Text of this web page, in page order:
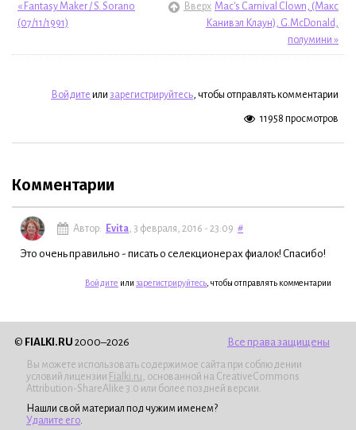
« Fantasy Maker / S. Sorano
(07/11/1991)
Вверх Mac's Carnival Clown, (Макс
Канивэл Клaун), G.McDonald,
полумини »
Войдите или зарегистрируйтесь, чтобы отправлять комментарии
11958 просмотров
Комментарии
Автор: Evita , 3 февраля, 2016 - 23:09 #
Это очень правильно - писать о селекционерах фиалок! Спасибо!
Войдите или зарегистрируйтесь , чтобы отправлять комментарии
© FIALKI.RU 2000–2026 Все права защищены
Вы можете использовать содержимое сайта при соблюдении
условий лицензии Fialki.ru, основанной на CreativeCommons
Attribution-ShareAlike 3.0 или более поздней версии.
Нашли свой материал под чужим именем?
Удалите его.